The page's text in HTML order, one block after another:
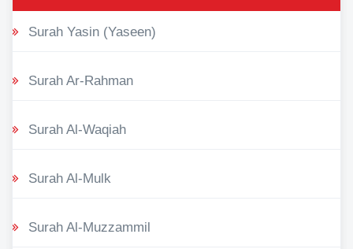
Surah Yasin (Yaseen)
Surah Ar-Rahman
Surah Al-Waqiah
Surah Al-Mulk
Surah Al-Muzzammil